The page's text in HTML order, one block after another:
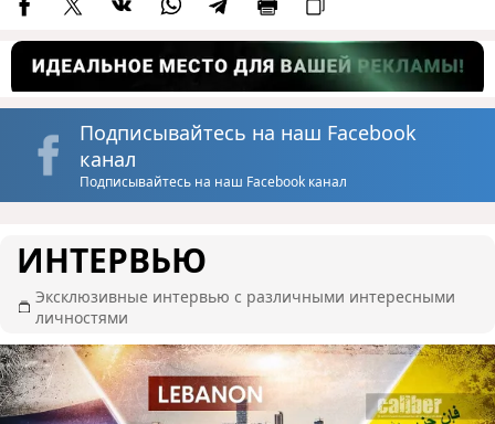
Подписывайтесь на наш Facebook
канал
Подписывайтесь на наш Facebook канал
ИНТЕРВЬЮ
Эксклюзивные интервью с различными интересными
личностями